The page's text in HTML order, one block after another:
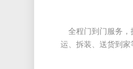
全程门到门服务
运、拆装、送货到